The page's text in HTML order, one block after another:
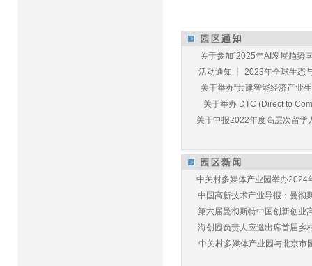
关于参加“2025年AI发展趋势
活动通知 ┆ 2023年全球生态
关于举办“共建智能经济产业
关于举办 DTC (Direct to
关于申报2022年度高层次留学
中关村多媒体产业园举办2024
中国高新技术产业导报：曼彻
第六届曼彻斯特中国创新创业
海创园负责人应邀出席首届乡
中关村多媒体产业园与北京市